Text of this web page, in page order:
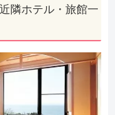
隣ホテル・旅館一